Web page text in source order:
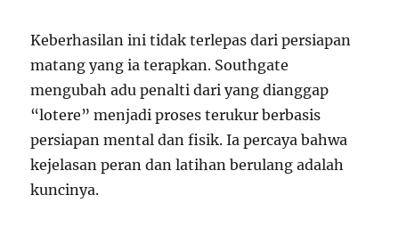
Keberhasilan ini tidak terlepas dari persiapan
matang yang ia terapkan. Southgate
mengubah adu penalti dari yang dianggap
“lotere” menjadi proses terukur berbasis
persiapan mental dan fisik. Ia percaya bahwa
kejelasan peran dan latihan berulang adalah
kuncinya.